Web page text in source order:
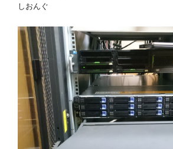
しおんぐ